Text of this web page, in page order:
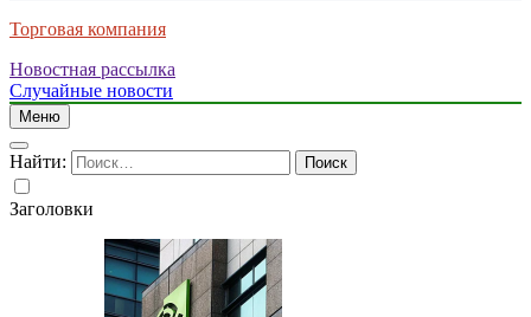
Торговая компания
Новостная рассылка
Случайные новости
Меню
Найти:
Заголовки